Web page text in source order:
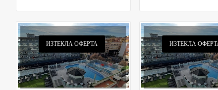
ИЗТЕКЛА ОФЕРТА ИЗТЕКЛА